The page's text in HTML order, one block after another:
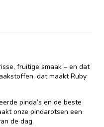
fruitige smaak – en dat
dat maakt Ruby
pinda’s en de beste
onze pindarotsen een
de dag.